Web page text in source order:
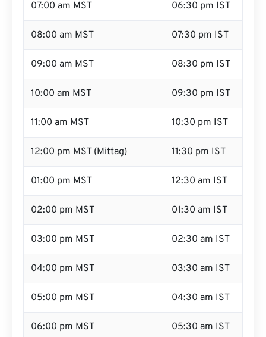
07:00 am MST 06:30 pm IST
08:00 am MST 07:30 pm IST
09:00 am MST 08:30 pm IST
10:00 am MST 09:30 pm IST
11:00 am MST 10:30 pm IST
12:00 pm MST (Mittag) 11:30 pm IST
01:00 pm MST 12:30 am IST
02:00 pm MST 01:30 am IST
03:00 pm MST 02:30 am IST
04:00 pm MST 03:30 am IST
05:00 pm MST 04:30 am IST
06:00 pm MST 05:30 am IST